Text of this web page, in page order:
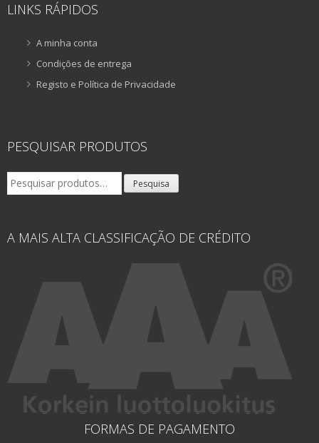
LINKS RÁPIDOS
A minha conta
Condições de entrega
Registo e Política de Privacidade
PESQUISAR PRODUTOS
Pesquisar
por:
Pesquisa
A MAIS ALTA CLASSIFICAÇÃO DE CRÉDITO
FORMAS DE PAGAMENTO